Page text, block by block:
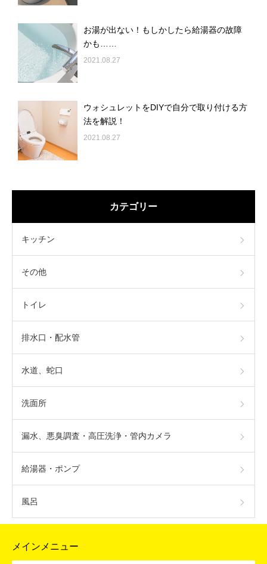
お湯が出ない！もしかしたら給湯器の故障
かも……
2021.08.27
ウォシュレットをDIYで自分で取り付ける方
法を解説！
2021.08.27
カテゴリー
キッチン
その他
トイレ
排水口・配水管
水道、蛇口
洗面所
漏水、悪臭調査・高圧洗浄・管内カメラ
給湯器・ポンプ
風呂
メインメニュー